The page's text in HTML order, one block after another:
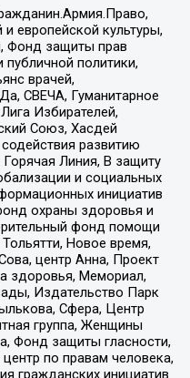
европейской культуры,
Фонд защиты прав
политики,
врачей,
СВЕЧА, Гуманитарное
Избирателей,
Союз, Хасдей
развитию
Линия, В защиту
и социальных
инициатив
охраны здоровья и
фонд помощи
Новое время,
центр Анна, Проект
здоровья, Мемориал,
Издательство Парк
Сфера, Центр
группа, Женщины
Фонд защиты гласности,
по правам человека,
гражданских инициатив